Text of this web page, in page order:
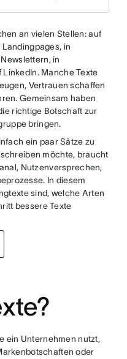
an vielen Stellen: auf
in
in
Manche Texte
Vertrauen schaffen
Gemeinsam haben
richtige Botschaft zur
bringen.
ein paar Sätze zu
möchte, braucht
Nutzenversprechen,
In diesem
sind, welche Arten
bessere Texte
ein Unternehmen nutzt,
oder